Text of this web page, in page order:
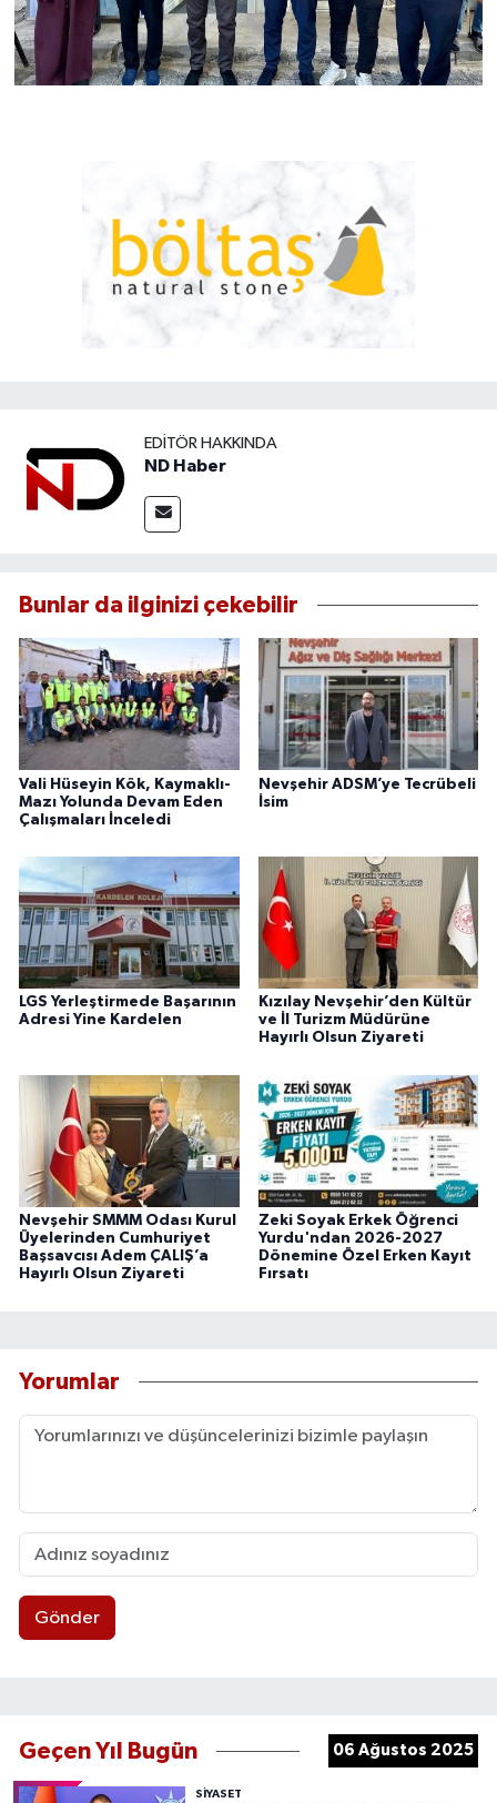
EDITÖR HAKKINDA
ND Haber
Bunlar da ilginizi çekebilir
Vali Hüseyin Kök, Kaymaklı-
Mazı Yolunda Devam Eden
Çalışmaları İnceledi
Nevşehir ADSM’ye Tecrübeli
İsim
LGS Yerleştirmede Başarının
Adresi Yine Kardelen
Kızılay Nevşehir’den Kültür
ve İl Turizm Müdürüne
Hayırlı Olsun Ziyareti
Nevşehir SMMM Odası Kurul
Üyelerinden Cumhuriyet
Başsavcısı Adem ÇALIŞ’a
Hayırlı Olsun Ziyareti
Zeki Soyak Erkek Öğrenci
Yurdu'ndan 2026-2027
Dönemine Özel Erken Kayıt
Fırsatı
Yorumlar
Gönder
Geçen Yıl Bugün 06 Ağustos 2025
SIYASET